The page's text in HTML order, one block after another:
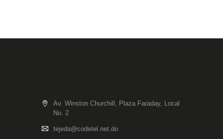
Av. Winston Churchill, Plaza Faraday, Local
No. 2
tejeda@codetel.net.do